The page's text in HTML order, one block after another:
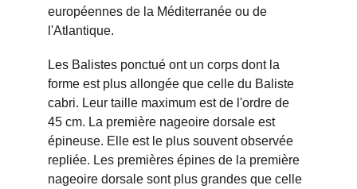
européennes de la Méditerranée ou de
l'Atlantique.
Les Balistes ponctué ont un corps dont la
forme est plus allongée que celle du Baliste
cabri. Leur taille maximum est de l'ordre de
45 cm. La première nageoire dorsale est
épineuse. Elle est le plus souvent observée
repliée. Les premières épines de la première
nageoire dorsale sont plus grandes que celle